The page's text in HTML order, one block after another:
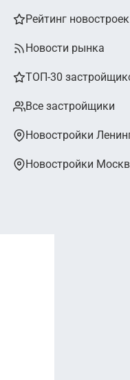
Рейтинг новостроек
Новости рынка
ТОП-30
Все застройщики
Новостройки
Новостройки